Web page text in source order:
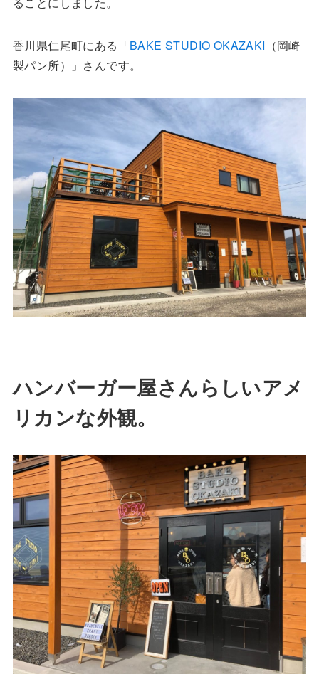
香川県仁尾町にある「BAKE STUDIO OKAZAKI （岡崎
製パン所）」さんです。
ハンバーガー屋さんらしいアメ
リカンな外観。